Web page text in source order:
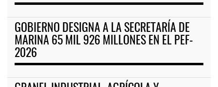
GOBIERNO DESIGNA A LA SECRETARÍA DE
MARINA 65 MIL 926 MILLONES EN EL PEF-
2026